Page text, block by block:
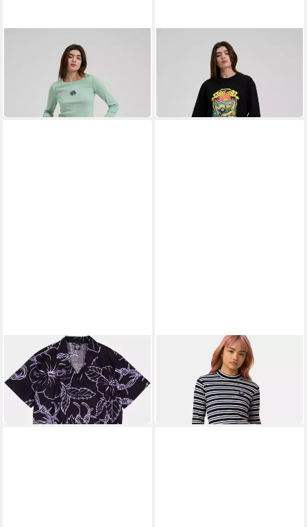
T-Shirt PARTIAL DOT EMB
LS T-SHIRT
ab 17,99 € UVP34,99 €
T-Shirt WINKOWSKI
8BALLER TRIP FRONT
ab 16,99 € 34,99 €
SANTA CRUZ
T-Shirt Mono Cabana Shirt
69,99 €
SANTA CRUZ
Langarmshirt OPUS DOT
MOCK NECK LS TOP
ab 28,99 € UVP41,99 €